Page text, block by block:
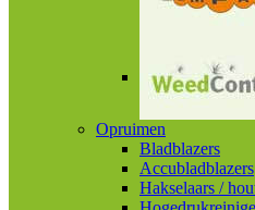
Opruimen
Bladblazers
Accubladblazers
Hakselaars /